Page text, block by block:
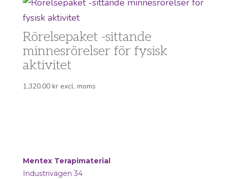
Rörelsepaket -sittande
minnesrörelser för fysisk
aktivitet
1,320.00 krexcl. moms
Mentex Terapimaterial
Industrivägen 34